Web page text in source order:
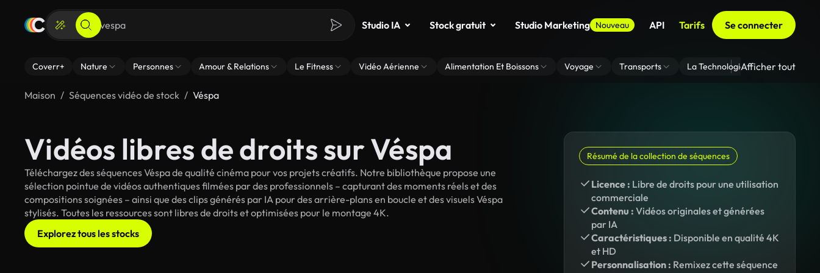
Studio IA Stock gratuit Studio Marketing Nouveau API Tarifs Se connecter
Coverr+ Nature Personnes Amour & Relations Le Fitness Vidéo Aérienne Alimentation Et Boissons Voyage Transports La Technologie Zoom En
Afficher tout
Maison Séquences vidéo de stock Véspa
Vidéos libres de droits sur Véspa
Téléchargez des séquences Véspa de qualité cinéma pour vos projets créatifs. Notre bibliothèque propose une
sélection pointue de vidéos authentiques filmées par des professionnels – capturant des moments réels et des
compositions soignées – ainsi que des clips générés par IA pour des arrière-plans en boucle et des visuels Véspa
stylisés. Toutes les ressources sont libres de droits et optimisées pour le montage 4K.
Explorez tous les stocks
Résumé de la collection de séquences
Licence : Libre de droits pour une utilisation
commerciale
Contenu : Vidéos originales et générées
par IA
Caractéristiques : Disponible en qualité 4K
et HD
Personnalisation : Remixez cette séquence